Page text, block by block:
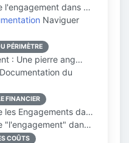
l'engagement dans …
Naviguer
PÉRIMÈTRE
: Une pierre ang…
Documentation du
FINANCIER
les Engagements da…
"l'engagement" dan…
COÛTS